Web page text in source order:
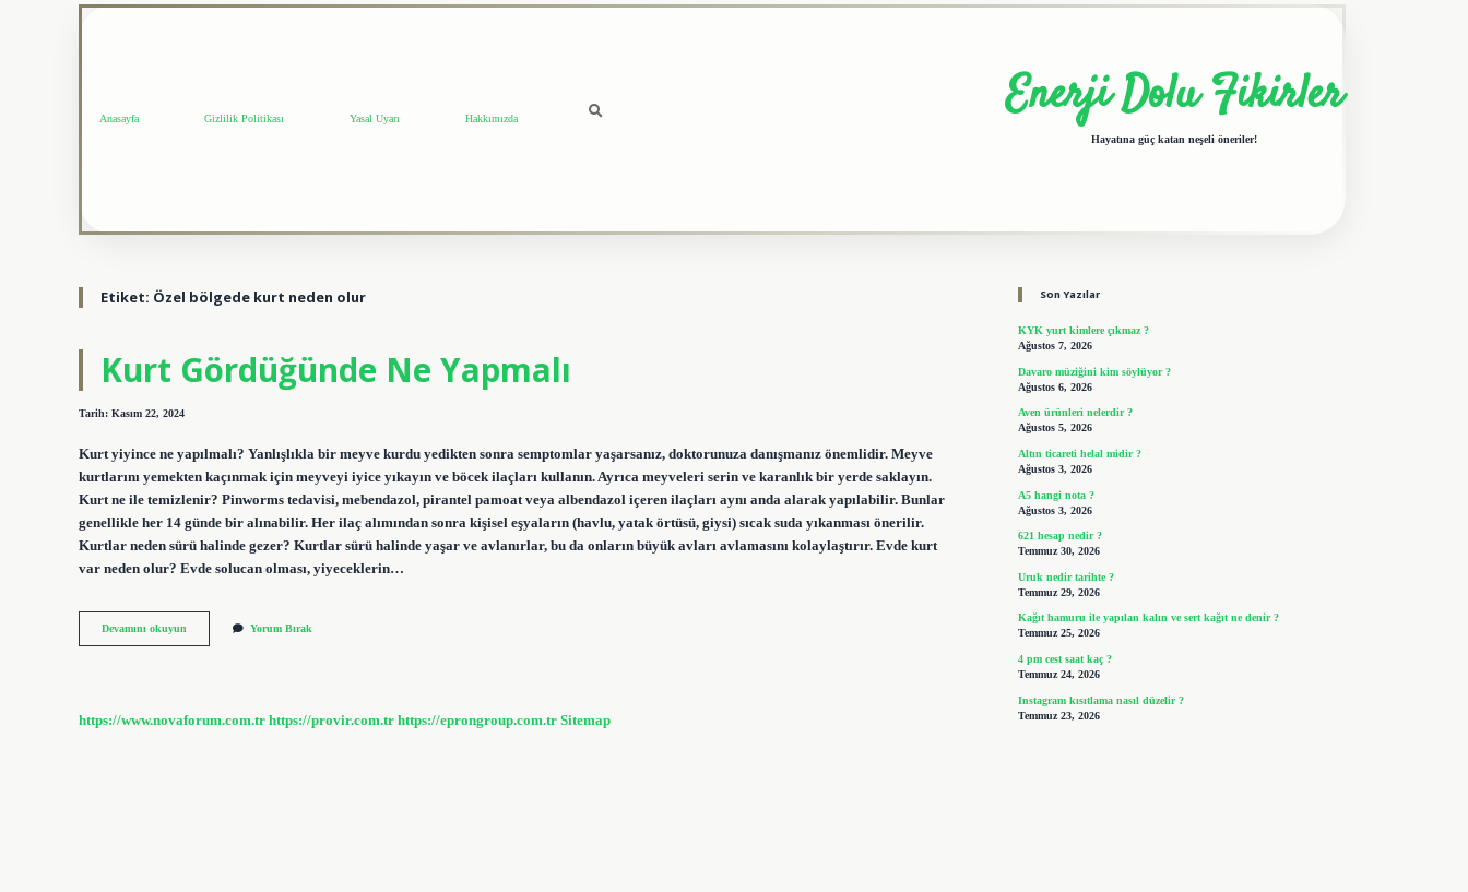
Anasayfa Gizlilik Politikası Yasal Uyarı Hakkımızda Enerji Dolu Fikirler
Hayatına güç katan neşeli öneriler!
Etiket: Özel bölgede kurt neden olur
Kurt Gördüğünde Ne Yapmalı
Tarih: Kasım 22, 2024
Kurt yiyince ne yapılmalı? Yanlışlıkla bir meyve kurdu yedikten sonra semptomlar yaşarsanız, doktorunuza danışmanız önemlidir. Meyve
kurtlarını yemekten kaçınmak için meyveyi iyice yıkayın ve böcek ilaçları kullanın. Ayrıca meyveleri serin ve karanlık bir yerde saklayın.
Kurt ne ile temizlenir? Pinworms tedavisi, mebendazol, pirantel pamoat veya albendazol içeren ilaçları aynı anda alarak yapılabilir. Bunlar
genellikle her 14 günde bir alınabilir. Her ilaç alımından sonra kişisel eşyaların (havlu, yatak örtüsü, giysi) sıcak suda yıkanması önerilir.
Kurtlar neden sürü halinde gezer? Kurtlar sürü halinde yaşar ve avlanırlar, bu da onların büyük avları avlamasını kolaylaştırır. Evde kurt
var neden olur? Evde solucan olması, yiyeceklerin…
Devamını okuyun
Gördüğünde
Yorum Bırak
https://www.novaforum.com.tr https://provir.com.tr https://eprongroup.com.tr Sitemap
Son Yazılar
KYK yurt kimlere çıkmaz ?
Ağustos 7, 2026
Davaro müziğini kim söylüyor ?
Ağustos 6, 2026
Aven ürünleri nelerdir ?
Ağustos 5, 2026
Altın ticareti helal midir ?
Ağustos 3, 2026
A5 hangi nota ?
Ağustos 3, 2026
621 hesap nedir ?
Temmuz 30, 2026
Uruk nedir tarihte ?
Temmuz 29, 2026
Kağıt hamuru ile yapılan kalın ve sert kağıt ne denir ?
Temmuz 25, 2026
4 pm cest saat kaç ?
Temmuz 24, 2026
Instagram kısıtlama nasıl düzelir ?
Temmuz 23, 2026